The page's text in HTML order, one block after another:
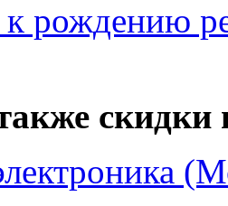
рождению
скидки